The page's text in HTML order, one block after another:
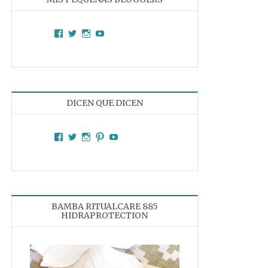
Facebook
TwitterInstagram
YouTube
DICEN QUE DICEN
Facebook
TwitterInstagram
PinterestYouTube
BAMBA RITUALCARE 885
HIDRAPROTECTION